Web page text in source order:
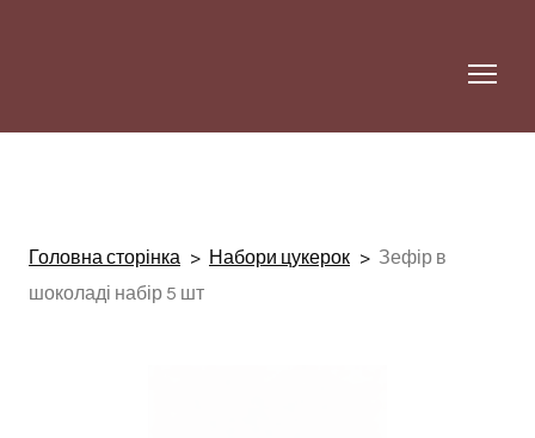
Головна сторінка Набори цукерок
Зефір в
шоколаді набір 5 шт